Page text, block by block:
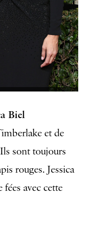
Biel
et de
sont toujours
rouges. Jessica
avec cette